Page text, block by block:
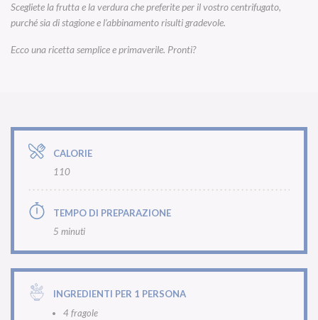
Scegliete la frutta e la verdura che preferite per il vostro centrifugato,
purché sia di stagione e l’abbinamento risulti gradevole.
Ecco una ricetta semplice e primaverile. Pronti?
CALORIE
110
TEMPO DI PREPARAZIONE
5 minuti
INGREDIENTI PER 1 PERSONA
4 fragole